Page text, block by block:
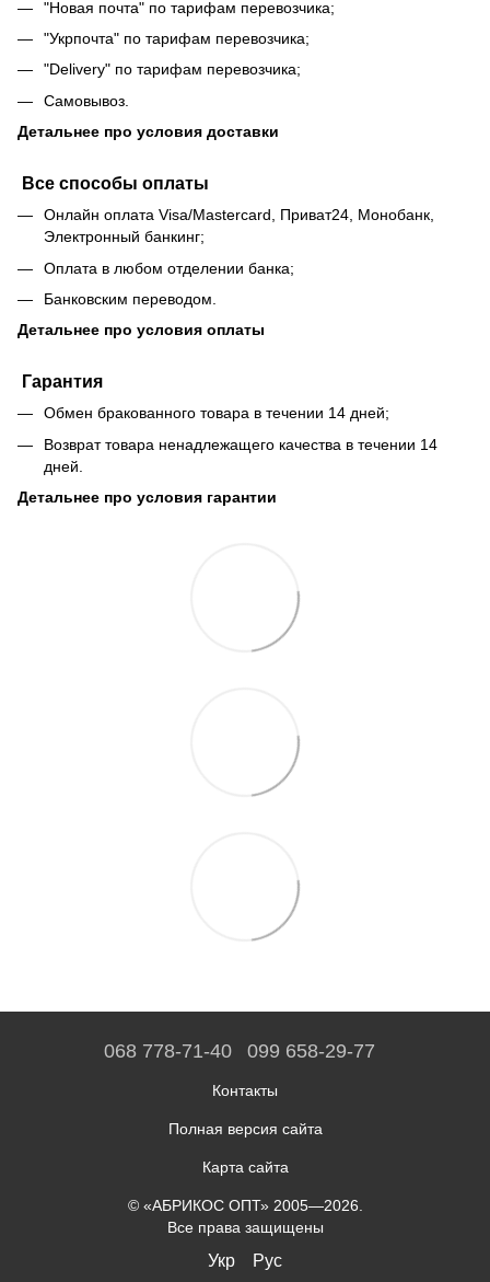
"Новая почта" по тарифам перевозчика;
"Укрпочта" по тарифам перевозчика;
"Delivery" по тарифам перевозчика;
Самовывоз.
Детальнее про условия доставки
Все способы оплаты
Онлайн оплата Visa/Mastercard, Приват24, Монобанк,
Электронный банкинг;
Оплата в любом отделении банка;
Банковским переводом.
Детальнее про условия оплаты
Гарантия
Обмен бракованного товара в течении 14 дней;
Возврат товара ненадлежащего качества в течении 14
дней.
Детальнее про условия гарантии
068 778-71-40 099 658-29-77
Контакты
Полная версия сайта
Карта сайта
© «АБРИКОС ОПТ» 2005—2026.
Все права защищены
Укр Рус